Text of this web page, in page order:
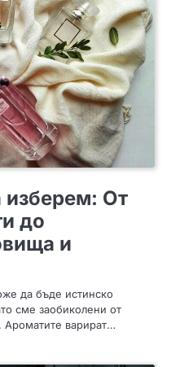
От
до
и
да бъде истинско
сме заобиколени от
Ароматите варират…